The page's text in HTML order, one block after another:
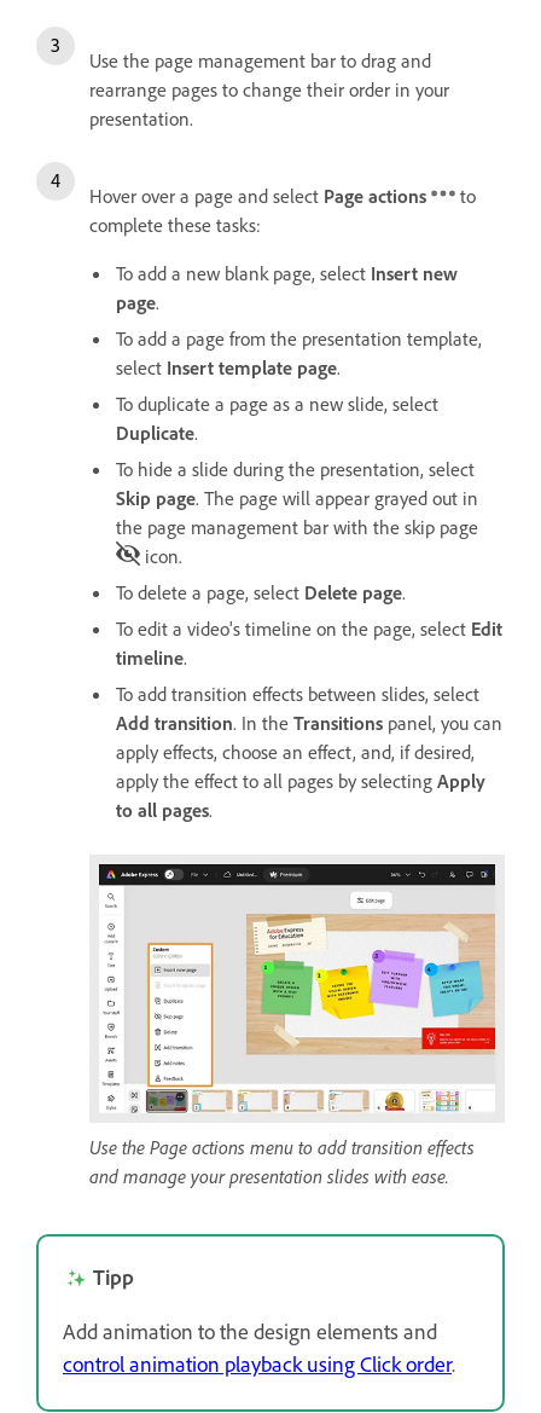
Use the page management bar to drag and
rearrange pages to change their order in your
presentation.
Hover over a page and select Page actions
to
complete these tasks:
To add a new blank page, select Insert new
page.
To add a page from the presentation template,
select Insert template page.
To duplicate a page as a new slide, select
Duplicate.
To hide a slide during the presentation, select
Skip page. The page will appear grayed out in
the page management bar with the skip page
icon.
To delete a page, select Delete page.
To edit a video's timeline on the page, select Edit
timeline.
To add transition effects between slides, select
Add transition. In the Transitions panel, you can
apply effects, choose an effect, and, if desired,
apply the effect to all pages by selecting Apply
to all pages.
Use the Page actions menu to add transition effects
and manage your presentation slides with ease.
Tipp
Add animation to the design elements and
control animation playback using Click order.